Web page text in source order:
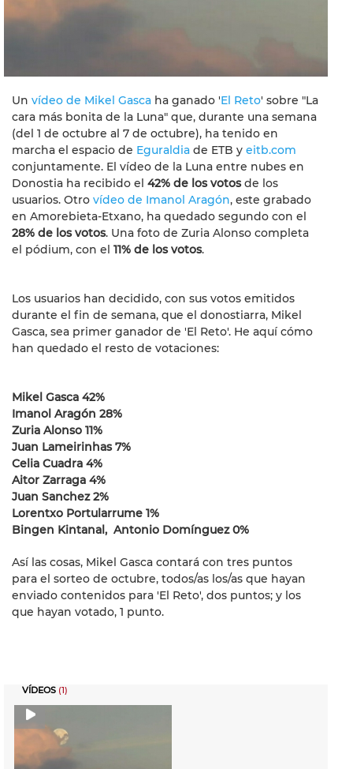
Un vídeo de Mikel Gasca ha ganado 'El Reto' sobre "La
cara más bonita de la Luna" que, durante una semana
(del 1 de octubre al 7 de octubre), ha tenido en
marcha el espacio de Eguraldia de ETB y eitb.com
conjuntamente. El vídeo de la Luna entre nubes en
Donostia ha recibido el 42% de los votosde los
usuarios. Otro vídeo de Imanol Aragón, este grabado
en Amorebieta-Etxano, ha quedado segundo con el
28% de los votos. Una foto de Zuria Alonso completa
el pódium, con el 11% de los votos.
Los usuarios han decidido, con sus votos emitidos
durante el fin de semana, que el donostiarra, Mikel
Gasca, sea primer ganador de 'El Reto'. He aquí cómo
han quedado el resto de votaciones:
Mikel Gasca 42%
Imanol Aragón 28%
Zuria Alonso 11%
Juan Lameirinhas 7%
Celia Cuadra 4%
Aitor Zarraga 4%
Juan Sanchez 2%
Lorentxo Portularrume 1%
Bingen Kintanal, Antonio Domínguez 0%
Así las cosas, Mikel Gasca contará con tres puntos
para el sorteo de octubre, todos/as los/as que hayan
enviado contenidos para 'El Reto', dos puntos; y los
que hayan votado, 1 punto.
VÍDEOS (1)